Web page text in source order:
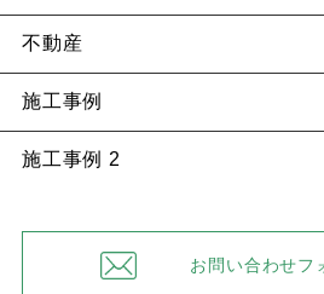
不動産
施工事例
施工事例 2
お問い合わせフ